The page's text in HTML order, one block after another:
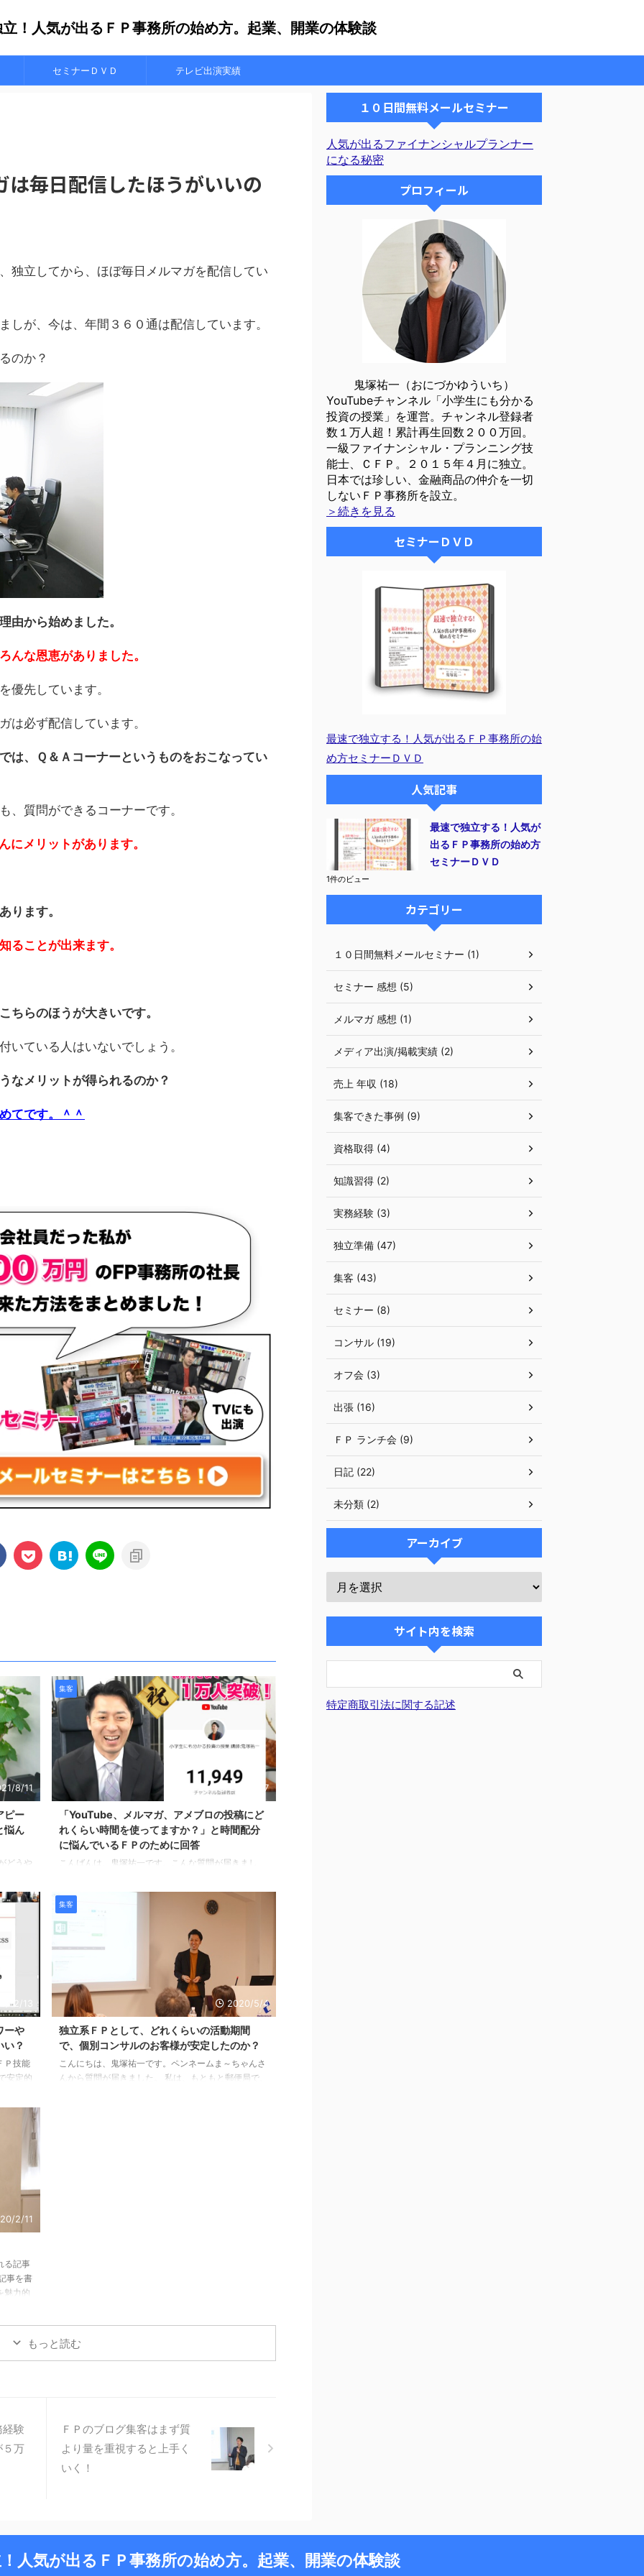
！人気が出るＦＰ事務所の始め方。起業、開業の体験談
セミナーＤＶＤ テレビ出演実績
毎日配信したほうがいいの
独立してから、ほぼ毎日メルマガを配信してい
しが、今は、年間３６０通は配信しています。
のか？
由から始めました。
んな恩恵がありました。
優先しています。
は必ず配信しています。
は、Ｑ＆Ａコーナーというものをおこなってい
、質問ができるコーナーです。
にメリットがあります。
ります。
ることが出来ます。
ちらのほうが大きいです。
いている人はいないでしょう。
なメリットが得られるのか？
てです。＾＾
8/11
ピー
悩ん
どうや
いと思
って
マガ
集客
2021/8/7
「YouTube、メルマガ、アメブロの投稿にど
れくらい時間を使ってますか？」と時間配分
に悩んでいるＦＰのために回答
こんばんは、鬼塚祐一です。こんな質問が届きまし
らい時間を使ってますか？】 毎日投稿されているYou
Tubeや、メルマガ、アメブロの投稿などにはどのくら
いの時間を使っていらっしゃるのでしょうか？ 例え
ば、ネタ作りと撮影、それぞれどのくらいの時間が掛
かっているのか教えてもらえるとありがたいです。 実
は、今は、毎日投稿はしていません。 ・You Tubeは
週３回・メルマガは月１６通ほど・アメブロにいたっ
ては撤退 という状態です。 ３ヶ月ほど前からこのス
タ ...
12/13
ーや
い？
Ｐ技能
安定的
１万円
ンネー
でも
集客
2020/5/4
独立系ＦＰとして、どれくらいの活動期間
で、個別コンサルのお客様が安定したのか？
こんにちは、鬼塚祐一です。ペンネームま～ちゃんさ
んから質問が届きました。 私は、もともと郵便局で、
2/11
る記事
事を書
魅力的
に、こもっと読む
験
５万
ＦＰのブログ集客はまず質
より量を重視すると上手く
いく！
１０日間無料メールセミナー
人気が出るファイナンシャルプランナー
になる秘密
プロフィール
鬼塚祐一（おにづかゆういち）
YouTubeチャンネル「小学生にも分かる
投資の授業」を運営。チャンネル登録者
数１万人超！累計再生回数２００万回。
一級ファイナンシャル・プランニング技
能士、ＣＦＰ。２０１５年４月に独立。
日本では珍しい、金融商品の仲介を一切
しないＦＰ事務所を設立。
＞続きを見る
セミナーＤＶＤ
最速で独立する！人気が出るＦＰ事務所の始
め方セミナーＤＶＤ
人気記事
最速で独立する！人気が
出るＦＰ事務所の始め方
セミナーＤＶＤ
1件のビュー
カテゴリー
１０日間無料メールセミナー (1)
セミナー 感想 (5)
メルマガ 感想 (1)
メディア出演/掲載実績 (2)
売上 年収 (18)
集客できた事例 (9)
資格取得 (4)
知識習得 (2)
実務経験 (3)
独立準備 (47)
集客 (43)
セミナー (8)
コンサル (19)
オフ会 (3)
出張 (16)
ＦＰ ランチ会 (9)
日記 (22)
未分類 (2)
アーカイブ
サイト内を検索
特定商取引法に関する記述
人気が出るＦＰ事務所の始め方。起業、開業の体験談